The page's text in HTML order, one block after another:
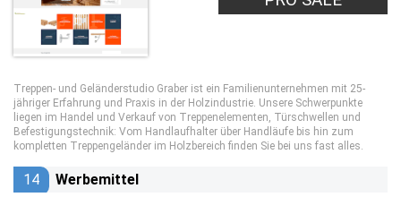
Treppen- und Geländerstudio Graber ist ein Familienunternehmen mit 25-
jähriger Erfahrung und Praxis in der Holzindustrie. Unsere Schwerpunkte
liegen im Handel und Verkauf von Treppenelementen, Türschwellen und
Befestigungstechnik: Vom Handlaufhalter über Handläufe bis hin zum
kompletten Treppengeländer im Holzbereich finden Sie bei uns fast alles.
14 Werbemittel